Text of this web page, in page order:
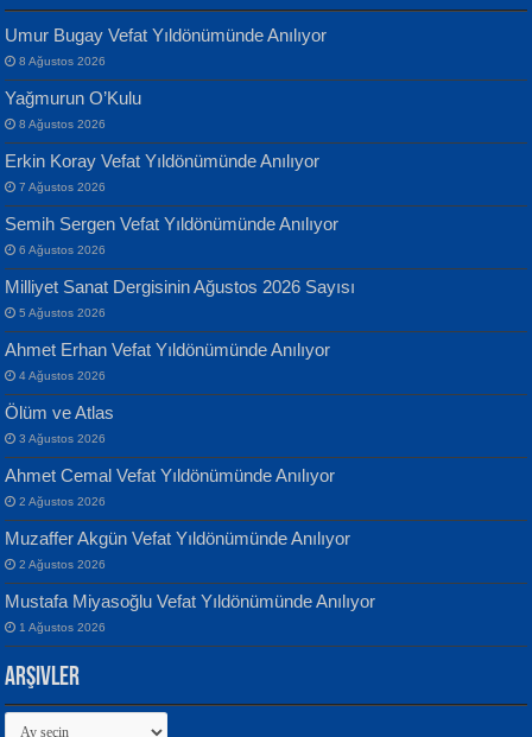
MUSTAFA KELOĞLU
Yarına İz Bırakmak...
ATİLLA ÖZEN
Sultan Olmadan Önce Eyüp...
EKREM KARABABA
Yaralı Şiir...
Yılmaz Ekinci
Geceye Söylenen...
Banu Sancak
Defterimden İçeri...
İsmail Aydos
İnkisar...
Umur Bugay Vefat Yıldönümünde Anılıyor
8 Ağustos 2026
Yağmurun O’Kulu
8 Ağustos 2026
Erkin Koray Vefat Yıldönümünde Anılıyor
7 Ağustos 2026
Semih Sergen Vefat Yıldönümünde Anılıyor
6 Ağustos 2026
Milliyet Sanat Dergisinin Ağustos 2026 Sayısı
5 Ağustos 2026
Ahmet Erhan Vefat Yıldönümünde Anılıyor
4 Ağustos 2026
Ölüm ve Atlas
3 Ağustos 2026
Ahmet Cemal Vefat Yıldönümünde Anılıyor
2 Ağustos 2026
Muzaffer Akgün Vefat Yıldönümünde Anılıyor
2 Ağustos 2026
Mustafa Miyasoğlu Vefat Yıldönümünde Anılıyor
1 Ağustos 2026
Arşivler
Arşivler